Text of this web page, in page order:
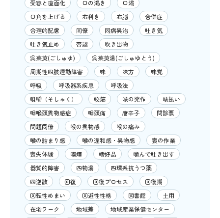
受容と直面化 口の渇き
口渇
口角を上げる
右利き 右脳
合併症
合理的配慮
同僚 同病異治
吐き気
吐き気止め
否認
吹き出物
呉茱萸(ごしゅゆ)
呉茱萸湯(ごしゅゆとう)
周期性四肢運動障害
味 味方
味覚
呼吸
呼吸器系疾患
呼吸法
咀嚼（そしゃく）
咬筋 咳の発作
咳払い
咽喉頭異物感症
咽頭痛 唐辛子
問診票
問題同僚
喉の異物感
喉の痛み
喉の詰まり感
喉の違和感・異物感
喪の作業
喪失体験
喫煙 嗜好品
噛んで吐き出す
器質的障害
四物湯
四環系抗うつ薬
四逆散
回復 回復プロセス
回復期
回転性めまい
回避性性格 図書館
土用
在宅ワーク
地域差
地域産業保健センター